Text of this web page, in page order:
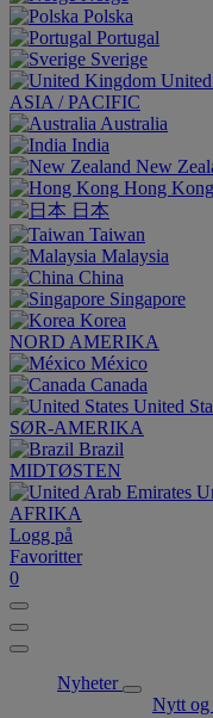
Polska
Portugal
Sverige
ASIA / PACIFIC
Australia
India
New
Hong Kong
日本
Taiwan
Malaysia
China
Singapore
Korea
NORD AMERIKA
México
Canada
United
SØR-AMERIKA
Brazil
MIDTØSTEN
AFRIKA
Logg på
Favoritter
0
Nyheter
Nytt